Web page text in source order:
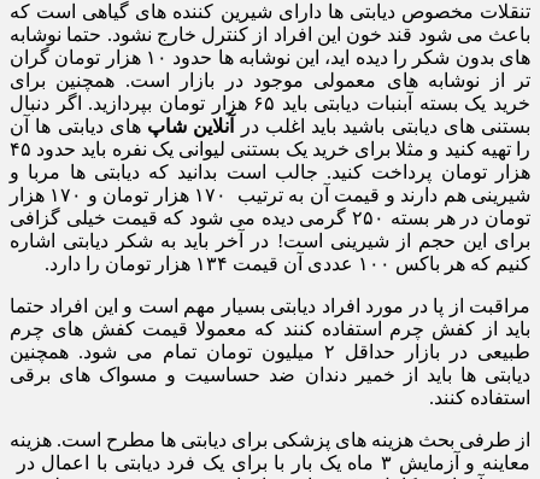
تنقلات مخصوص دیابتی ها دارای شیرین کننده های گیاهی است که
باعث می شود قند خون این افراد از کنترل خارج نشود. حتما نوشابه
های بدون شکر را دیده اید، این نوشابه ها حدود ۱۰ هزار تومان گران
تر از نوشابه های معمولی موجود در بازار است. همچنین برای
خرید یک بسته آبنبات دیابتی باید ۶۵ هزار تومان بپردازید. اگر دنبال
بستنی های دیابتی باشید باید اغلب در
آنلاین شاپ های دیابتی ها آن
را تهیه کنید و مثلا برای خرید یک بستنی لیوانی یک نفره باید حدود ۴۵
هزار تومان پرداخت کنید. جالب است بدانید که دیابتی ها مربا و
شیرینی هم دارند و قیمت آن به ترتیب ۱۷۰ هزار تومان و ۱۷۰ هزار
تومان در هر بسته ۲۵۰ گرمی دیده می شود که قیمت خیلی گزافی
برای این حجم از شیرینی است! در آخر باید به شکر دیابتی اشاره
کنیم که هر باکس ۱۰۰ عددی آن قیمت ۱۳۴ هزار تومان را دارد.
مراقبت از پا در مورد افراد دیابتی بسیار مهم است و این افراد حتما
باید از کفش چرم استفاده کنند که معمولا قیمت کفش های چرم
طبیعی در بازار حداقل ۲ میلیون تومان تمام می شود. همچنین
دیابتی ها باید از خمیر دندان ضد حساسیت و مسواک های برقی
استفاده کنند.
از طرفی بحث هزینه های پزشکی برای دیابتی ها مطرح است. هزینه
معاینه و آزمایش ۳ ماه یک بار با برای یک فرد دیابتی با اعمال در